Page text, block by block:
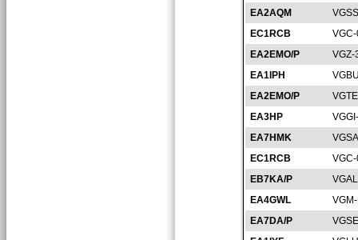
EA2AQM
EC1RCB
EA2EMO/P
VGZ-
EA1IPH
EA2EMO/P
EA3HP
EA7HMK
EC1RCB
EB7KA/P
EA4GWL
EA7DA/P